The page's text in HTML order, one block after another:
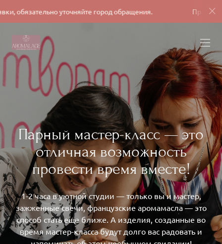
уточняйте город обращения. При
Парный мастер-класс — это
отличная возможность
провести время вместе!
1-2 часа в уютной студии — только вы и мастер,
зажженные свечи, французские аромамасла — это
способ стать еще ближе. А изделия, созданные во
время мастер-класса будут долго вас радовать и